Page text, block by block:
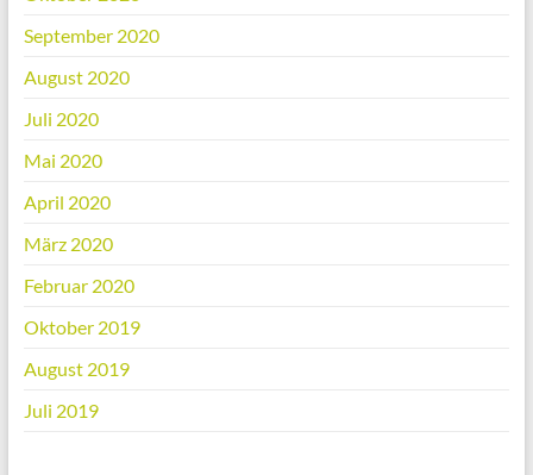
September 2020
August 2020
Juli 2020
Mai 2020
April 2020
März 2020
Februar 2020
Oktober 2019
August 2019
Juli 2019